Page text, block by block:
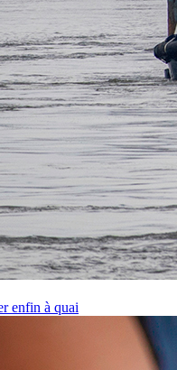
enfin à quai